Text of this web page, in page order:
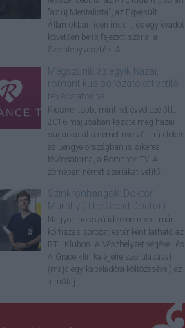
"az új Mentalista", az Egyesült
Államokban idén indult, és egy évadot
követően be is fejezett széria, a
Szemfényvesztők. A...
Megszűnik az egyik hazai,
romantikus sorozatokat vetítő
tévécsatorna
Kicsivel több, mint két évvel ezelőtt,
2016 májusában kezdte meg hazai
sugárzását a német nyelvű területeken
és Lengyelországban is sikeres
tévécsatorna, a Romance TV. A
zömében német szériákat vetítő...
Szinkronhangok: Doktor
Murphy (The Good Doctor)
Nagyon hosszú ideje nem volt már
kórházas sorozat esténként látható az
RTL Klubon. A Vészhelyzet végével, és
A Grace klinika éjjelre szorulásával
(majd egy kábeladóra költözésével) ez
a műfaj...